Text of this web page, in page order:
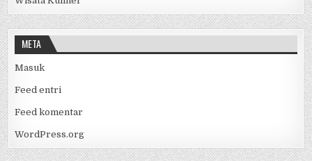
META
Masuk
Feed entri
Feed komentar
WordPress.org